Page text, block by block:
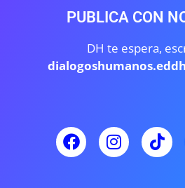
PUBLICA CON
DH te espera,